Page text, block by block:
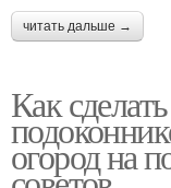
читать дальше →
Как
огород на